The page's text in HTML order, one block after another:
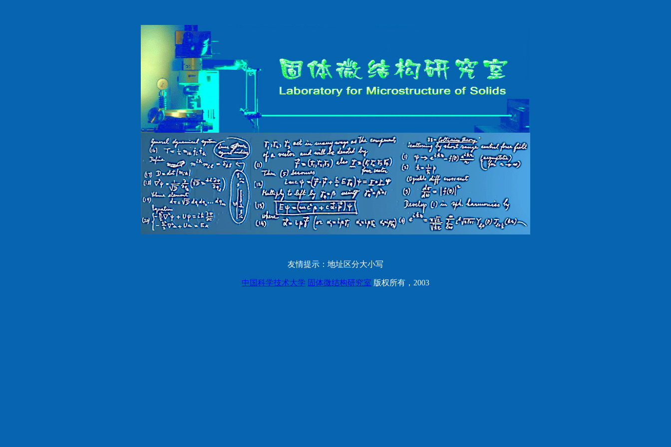
友情提示：地址区分大小写
中国科学技术大学 固体微结构研究室 版权所有，2003